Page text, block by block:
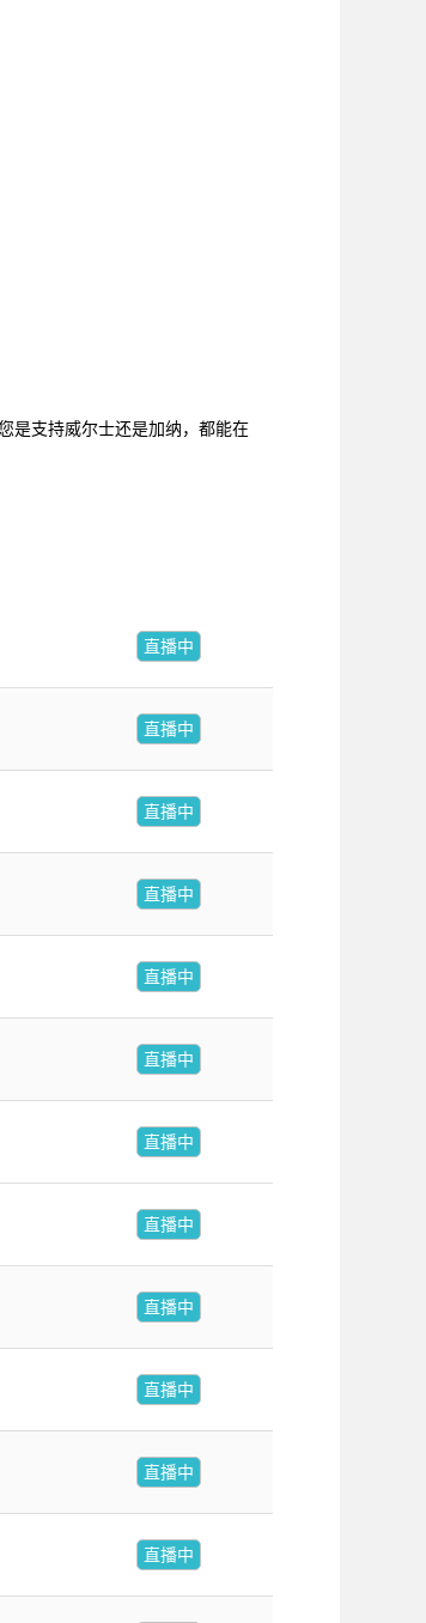
是支持威尔士还是加纳，都能在
直播中
直播中
直播中
直播中
直播中
直播中
直播中
直播中
直播中
直播中
直播中
直播中